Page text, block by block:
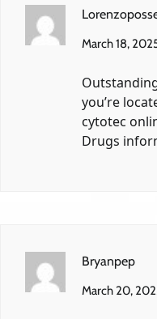
March 18,
you’re
cytotec
Drugs
Bryanpep
March 20,